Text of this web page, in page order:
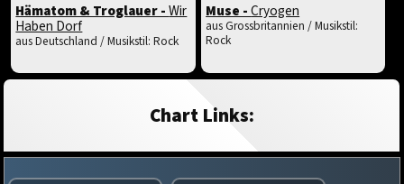
Hämatom & Troglauer -Wir
Haben Dorf
aus Deutschland / Musikstil: Rock
Muse -Cryogen
aus Grossbritannien / Musikstil:
Rock
Chart Links: